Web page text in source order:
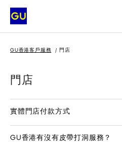
GU香港客戶服務 門店
門店
實體門店付款方式
GU香港有沒有皮帶打洞服務？